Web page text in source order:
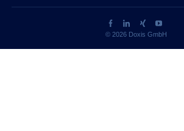
© 2026 Doxis GmbH